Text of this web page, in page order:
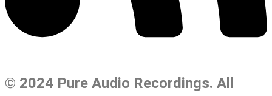
© 2024 Pure Audio Recordings. All